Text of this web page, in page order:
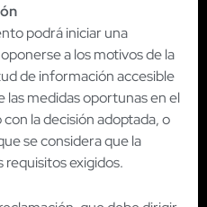
podrá iniciar una
a los motivos de la
de información accesible
las medidas oportunas en el
la decisión adoptada, o
se considera que la
requisitos exigidos.